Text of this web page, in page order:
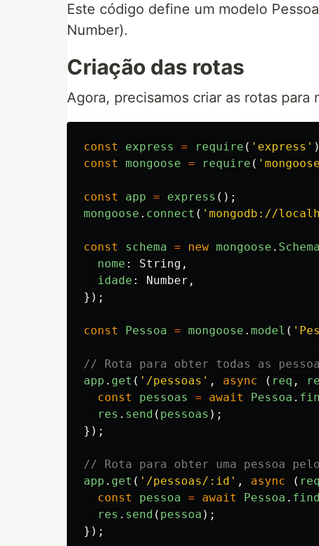
Este código define um modelo
Number).
Criação das rotas
Agora, precisamos criar as rotas
const express = require ( ' express '
const
mongoose = require ( ' mongoose
const app = express ();
mongoose . connect ( ' mongodb://
const schema = new mongoose . Schema
nome : String ,
idade : Number ,
});
const Pessoa = mongoose . model ( '
// Rota para obter todas as
app . get ( ' /pessoas ' , async ( req ,
const
pessoas = await Pessoa .
res . send ( pessoas );
});
// Rota para obter uma pessoa
app . get ( ' /pessoas/:id ' , async ( req
const
pessoa = await Pessoa .
res . send ( pessoa );
});